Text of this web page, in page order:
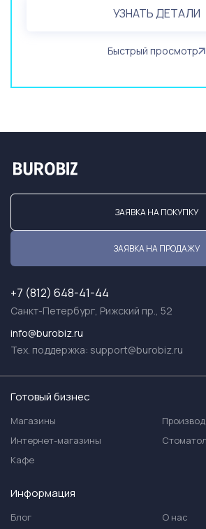
УЗНАТЬ ДЕТАЛИ
Быстрый просмотр
ЗАЯВКА НА ПОКУПКУ
ЗАЯВКА НА ПРОДАЖУ
+7 (812) 648-41-44
Санкт-Петербург, Рижский пр., 52
info@burobiz.ru
Тех. поддержка: support@burobiz.ru
Готовый бизнес
Магазины
Интернет-магазины
Кафе
Информация
Блог
О нас